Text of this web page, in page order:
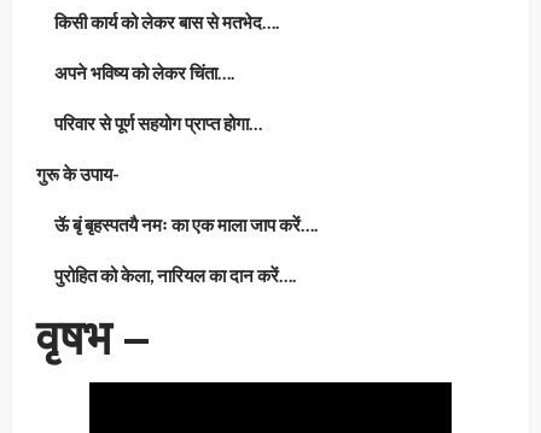
किसी कार्य को लेकर बास से मतभेद….
अपने भविष्य को लेकर चिंता….
परिवार से पूर्ण सहयोग प्राप्त होगा…
गुरू के उपाय-
ऊॅ बृं बृहस्पतयै नमः का एक माला जाप करें….
पुरोहित को केला, नारियल का दान करें….
वृषभ –